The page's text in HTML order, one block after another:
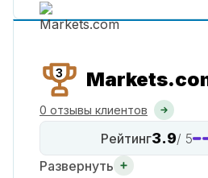
3
0 отзывы клиентов
Рейтинг3.9/ 5
Развернуть